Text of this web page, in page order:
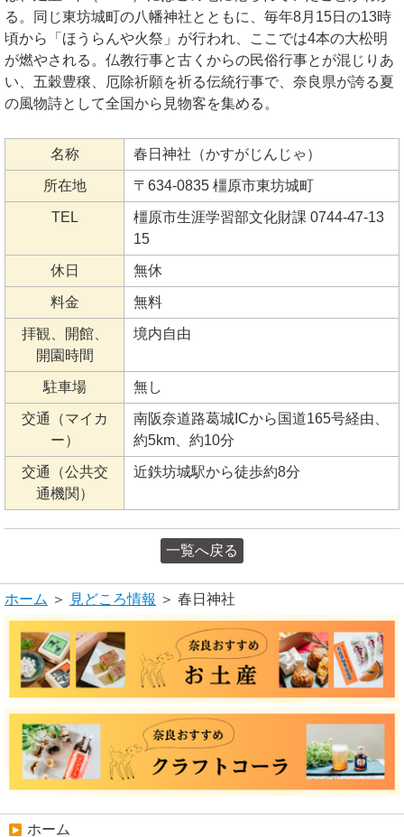
る。同じ東坊城町の八幡神社とともに、毎年8月15日の13時
頃から「ほうらんや火祭」が行われ、ここでは4本の大松明
が燃やされる。仏教行事と古くからの民俗行事とが混じりあ
い、五穀豊穣、厄除祈願を祈る伝統行事で、奈良県が誇る夏
の風物詩として全国から見物客を集める。
名称 春日神社（かすがじんじゃ）
所在地 〒634-0835 橿原市東坊城町
TEL
橿原市生涯学習部文化財課 0744-47-13
15
休日 無休
料金 無料
拝観、開館、
開園時間
境内自由
駐車場 無し
交通（マイカ
ー）
南阪奈道路葛城ICから国道165号経由、
約5km、約10分
交通（公共交
通機関）
近鉄坊城駅から徒歩約8分
一覧へ戻る
ホーム ＞ 見どころ情報 ＞ 春日神社
ホーム